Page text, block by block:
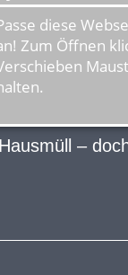
besagt, dass
im Hausmüll
werden
also
–